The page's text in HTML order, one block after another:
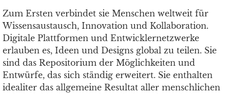
Zum Ersten verbindet sie Menschen weltweit für
Wissensaustausch, Innovation und Kollaboration.
Digitale Plattformen und Entwicklernetzwerke
erlauben es, Ideen und Designs global zu teilen. Sie
sind das Repositorium der Möglichkeiten und
Entwürfe, das sich ständig erweitert. Sie enthalten
idealiter das allgemeine Resultat aller menschlichen